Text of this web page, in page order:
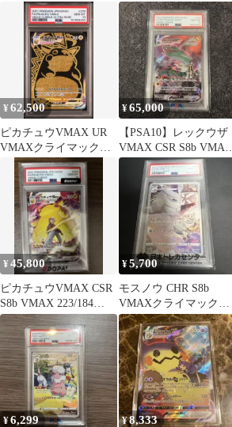
040/100
VMAXクライマックス
¥62,500
ピカチュウVMAX UR
VMAXクライマックス
279/184 psa10
¥65,000
【PSA10】レックウザ
VMAX CSR S8b VMAX
クライマックス
¥45,800
ピカチュウVMAX CSR
S8b VMAX 223/184
PSA10
¥5,700
モスノウ CHR S8b
VMAXクライマックス
192/184
¥6,299 ¥8,333